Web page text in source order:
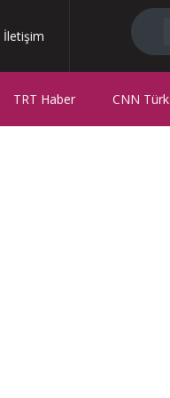
İletişim
TRT Haber CNN Türk